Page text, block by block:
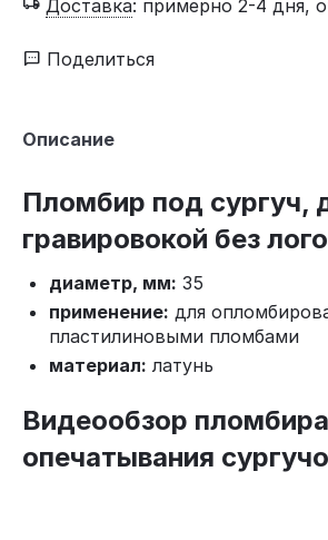
Доставка: примерно 2-4 дня,
Поделиться
Описание
Пломбир под сургуч,
гравировокой без
диаметр, мм: 35
применение: для
пластилиновыми пломбами
материал: латунь
Видеообзор
опечатывания